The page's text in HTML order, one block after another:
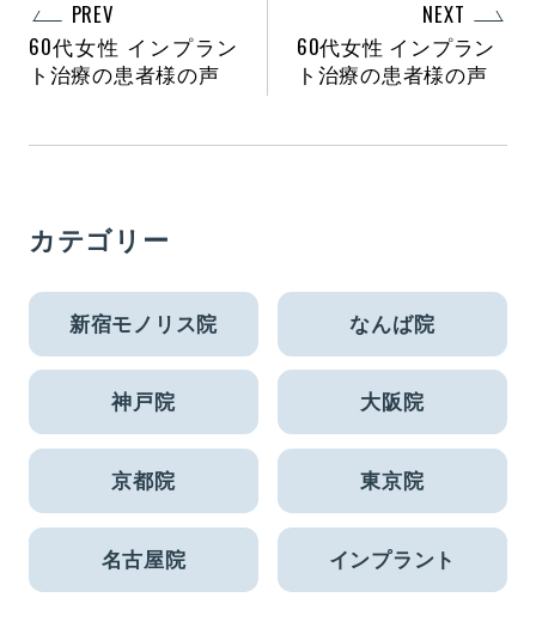
PREV
60代女性 インプラン
ト治療の患者様の声
NEXT
60代女性 インプラン
ト治療の患者様の声
カテゴリー
新宿モノリス院 なんば院
神戸院 大阪院
京都院 東京院
名古屋院 インプラント